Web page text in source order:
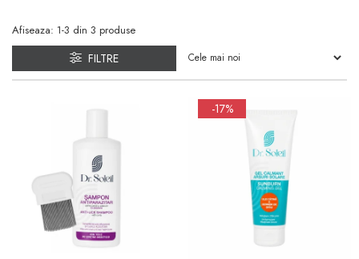
Afiseaza: 1-3 din 3 produse
FILTRE
-17%